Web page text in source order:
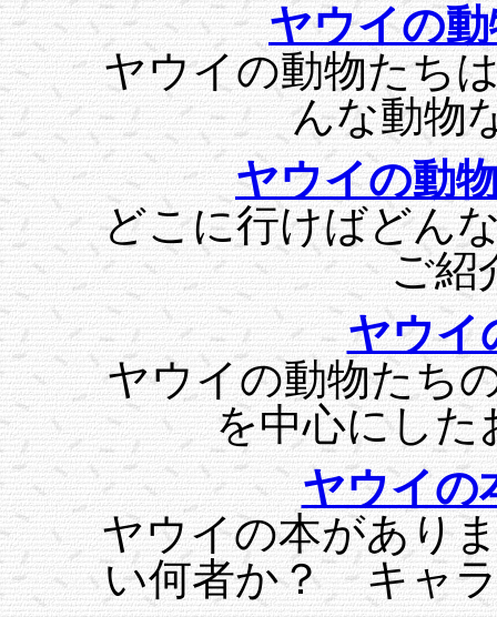
ヤウイの
ヤウイの動物たち
んな動物
ヤウイの動
どこに行けばどん
ご紹
ヤウイ
ヤウイの動物たち
を中心にした
ヤウイの
ヤウイの本があり
い何者か？ キャ